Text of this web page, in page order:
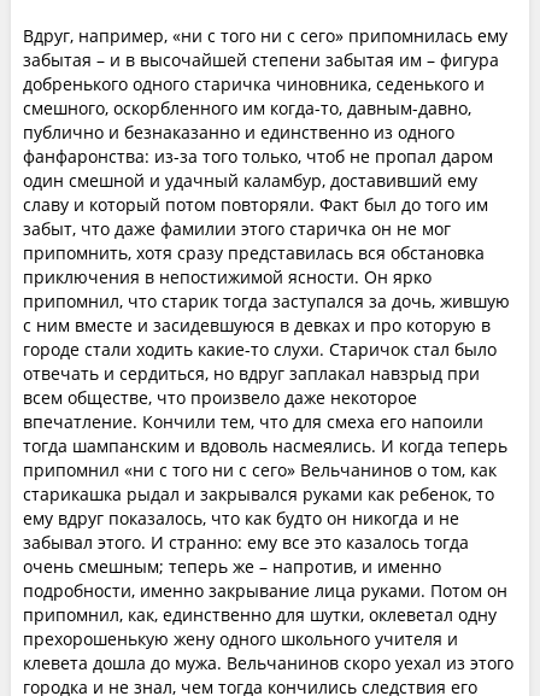
Вдруг, например, «ни с того ни с сего» припомнилась ему
забытая – и в высочайшей степени забытая им – фигура
добренького одного старичка чиновника, седенького и
смешного, оскорбленного им когда-то, давным-давно,
публично и безнаказанно и единственно из одного
фанфаронства: из-за того только, чтоб не пропал даром
один смешной и удачный каламбур, доставивший ему
славу и который потом повторяли. Факт был до того им
забыт, что даже фамилии этого старичка он не мог
припомнить, хотя сразу представилась вся обстановка
приключения в непостижимой ясности. Он ярко
припомнил, что старик тогда заступался за дочь, жившую
с ним вместе и засидевшуюся в девках и про которую в
городе стали ходить какие-то слухи. Старичок стал было
отвечать и сердиться, но вдруг заплакал навзрыд при
всем обществе, что произвело даже некоторое
впечатление. Кончили тем, что для смеха его напоили
тогда шампанским и вдоволь насмеялись. И когда теперь
припомнил «ни с того ни с сего» Вельчанинов о том, как
старикашка рыдал и закрывался руками как ребенок, то
ему вдруг показалось, что как будто он никогда и не
забывал этого. И странно: ему все это казалось тогда
очень смешным; теперь же – напротив, и именно
подробности, именно закрывание лица руками. Потом он
припомнил, как, единственно для шутки, оклеветал одну
прехорошенькую жену одного школьного учителя и
клевета дошла до мужа. Вельчанинов скоро уехал из этого
городка и не знал, чем тогда кончились следствия его